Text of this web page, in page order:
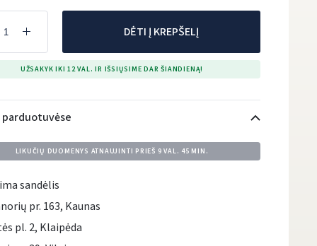
DĖTI Į KREPŠELĮ
UŽSAKYK IKI 12 VAL. IR IŠSIŲSIME DAR ŠIANDIENĄ!
LIKUČIŲ DUOMENYS ATNAUJINTI PRIEŠ 9 VAL. 45 MIN.
sandėlis
pr. 163, Kaunas
pl. 2, Klaipėda